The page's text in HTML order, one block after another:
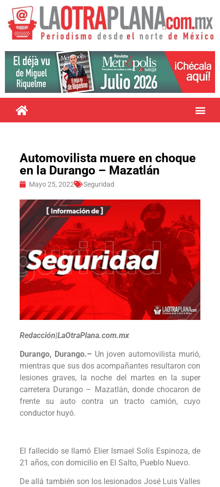
Automovilista muere en choque
en la Durango – Mazatlán
Mayo 25, 2022 Seguridad
Redacción|LaOtraPlana.com.mx
Durango, Durango.–Un joven automovilista murió,
mientras que sus dos acompañantes resultaron con
lesiones graves, la noche del martes en la super
carretera Durango – Mazatlán, donde chocaron de
frente su auto contra un tracto camión, cuyo
conductor huyó.
El fallecido se llamó Elier Ismael Solís Espinoza, de
21 años, con domicilio en El Salto, Pueblo Nuevo.
De allá también son los lesionados José Luis Valles